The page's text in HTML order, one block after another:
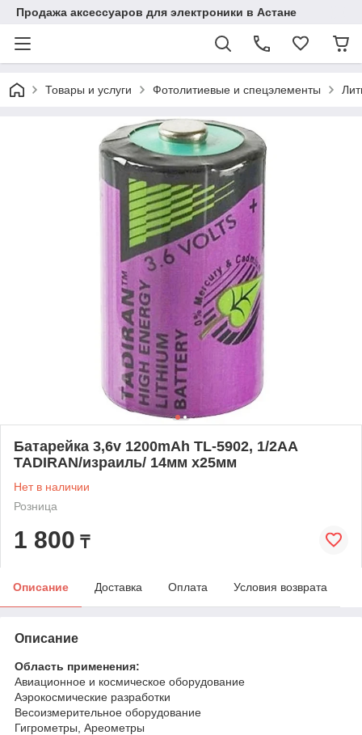
Продажа аксессуаров для электроники в Астане
Товары и услуги Фотолитиевые и спецэлементы
Батарейка 3,6v 1200mAh TL-5902, 1/2AA
TADIRAN/израиль/ 14мм х25мм
Нет в наличии
Розница
1 800 ₸
Описание Доставка Оплата Условия возврата
Описание
Область применения:
Авиационное и космическое оборудование
Аэрокосмические разработки
Весоизмерительное оборудование
Гигрометры, Ареометры